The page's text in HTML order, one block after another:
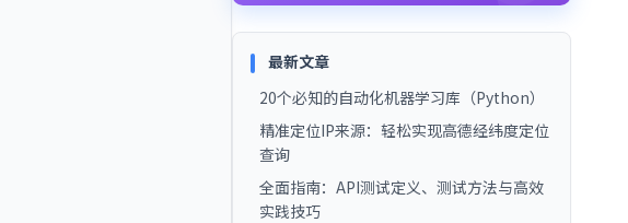
最新文章
20个必知的自动化机器学习库（Python）
精准定位IP来源：轻松实现高德经纬度定位
查询
全面指南：API测试定义、测试方法与高效
实践技巧